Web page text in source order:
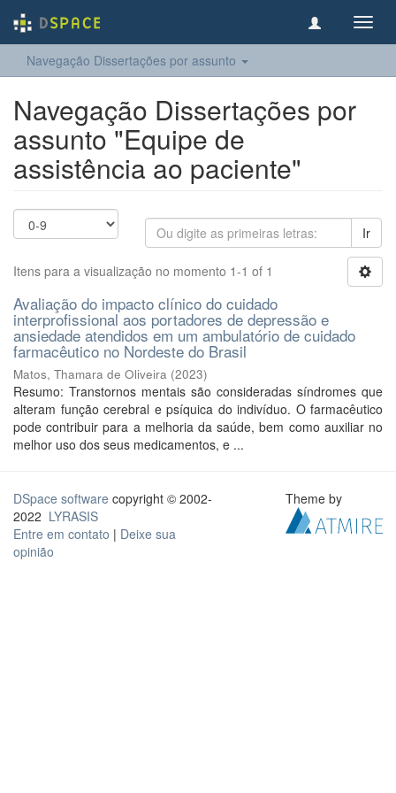
Navegação Dissertações por assunto
Navegação Dissertações por
assunto "Equipe de
assistência ao paciente"
Ir
Itens para a visualização no momento 1-1 of 1
Avaliação do impacto clínico do cuidado
interprofissional aos portadores de depressão e
ansiedade atendidos em um ambulatório de cuidado
farmacêutico no Nordeste do Brasil
Matos, Thamara de Oliveira (2023)
Resumo: Transtornos mentais são consideradas síndromes que
alteram função cerebral e psíquica do indivíduo. O farmacêutico
pode contribuir para a melhoria da saúde, bem como auxiliar no
melhor uso dos seus medicamentos, e ...
DSpace software copyright © 2002-
2022 LYRASIS
Entre em contato | Deixe sua
opinião
Theme by